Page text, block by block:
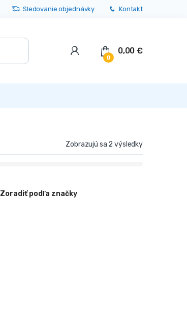
Sledovanie objednávky Kontakt
0
0,00€
Zobrazujú sa 2 výsledky
Zoradiť podľa značky